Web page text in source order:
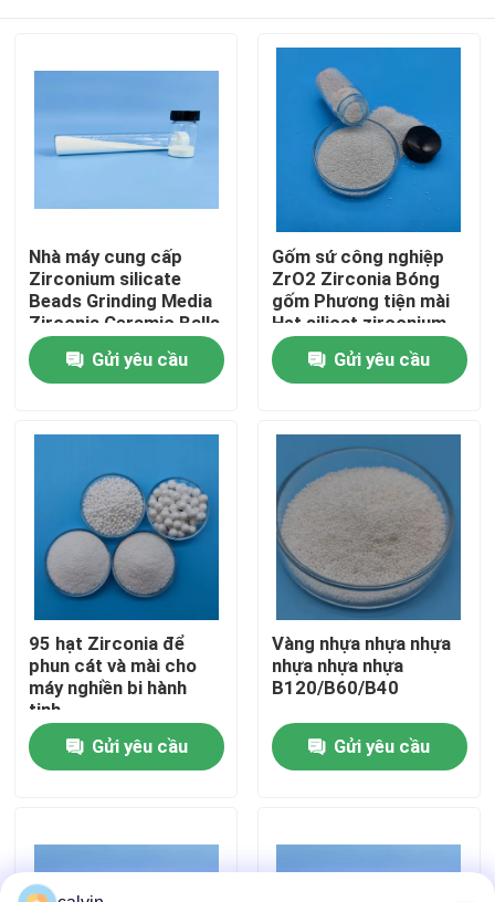
Nhà
Sản phẩm
Tham quan nhà máy
Kiểm soát chất lượng
Yêu cầu báo giá
Phương tiện nổ gốm
Gốm nổ mài mòn
Nhà máy cung cấp
Zirconium silicate
Beads Grinding Media
Zirconia Ceramic Balls
Gửi yêu cầu
Gốm sứ công nghiệp
ZrO2 Zirconia Bóng
gốm Phương tiện mài
Hạt silicat zirconium
Gửi yêu cầu
95 hạt Zirconia để
phun cát và mài cho
máy nghiền bi hành
tinh
Gửi yêu cầu
Vàng nhựa nhựa nhựa
nhựa nhựa nhựa
B120/B60/B40
Gửi yêu cầu